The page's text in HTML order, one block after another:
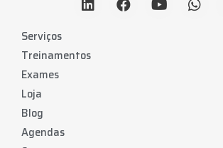
Serviços
Treinamentos
Exames
Loja
Blog
Agendas